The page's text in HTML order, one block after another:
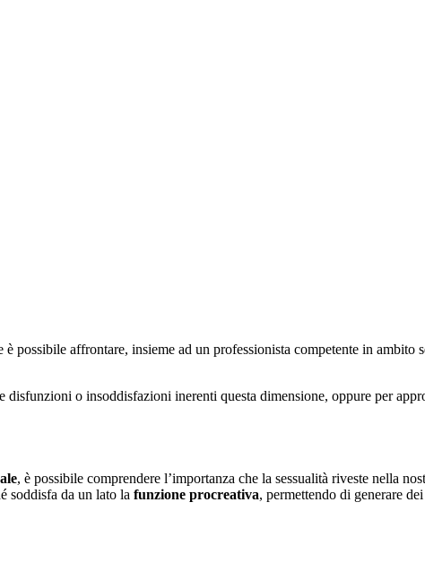
è possibile affrontare, insieme ad un professionista competente in ambito
disfunzioni o insoddisfazioni inerenti questa dimensione, oppure per
, è possibile comprendere l’importanza che la sessualità riveste nella
soddisfa da un lato la funzione procreativa, permettendo di generare